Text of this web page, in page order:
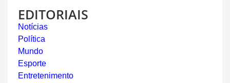
EDITORIAIS
Notícias
Política
Mundo
Esporte
Entretenimento